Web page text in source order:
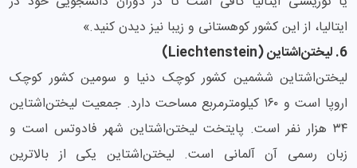
ایتالیا، از این کشور کوهستانی و زیبا نیز دیدن کنید.»
6. لیختن‌اشتاین (Liechtenstein)
لیختن‌اشتاین ششمین کشور کوچک دنیا و سومین کشور کوچک
اروپا است و ۱۶۰ کیلومترمربع مساحت دارد. جمعیت لیختن‌اشتاین
۳۴ هزار نفر است. پایتخت لیختن‌اشتاین شهر فادوتس است و
زبان رسمی آن آلمانی است. لیختن‌اشتاین یکی از بالاترین